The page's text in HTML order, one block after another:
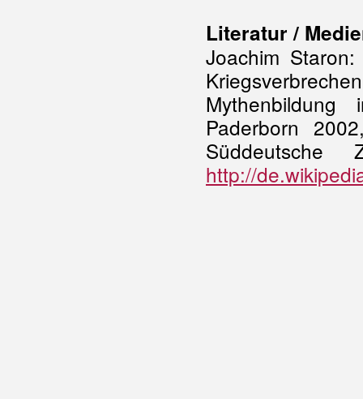
Literatur /
Joachim
Paderborn
http://